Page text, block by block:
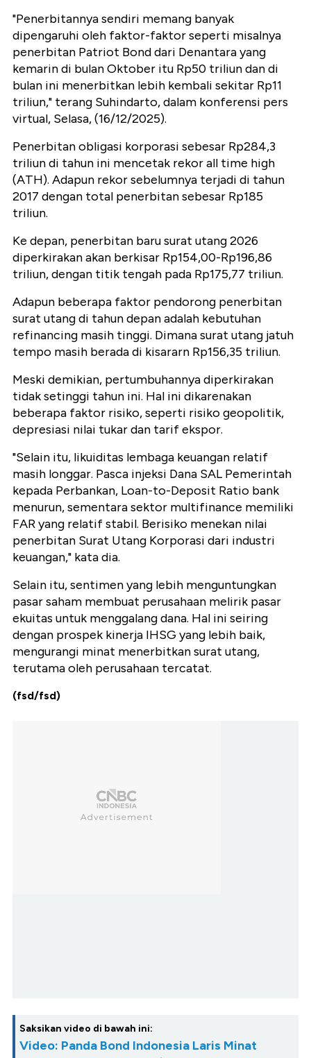
"Penerbitannya sendiri memang banyak
dipengaruhi oleh faktor-faktor seperti misalnya
penerbitan Patriot Bond dari Denantara yang
kemarin di bulan Oktober itu Rp50 triliun dan di
bulan ini menerbitkan lebih kembali sekitar Rp11
triliun," terang Suhindarto, dalam konferensi pers
virtual, Selasa, (16/12/2025).
Penerbitan obligasi korporasi sebesar Rp284,3
triliun di tahun ini mencetak rekor all time high
(ATH). Adapun rekor sebelumnya terjadi di tahun
2017 dengan total penerbitan sebesar Rp185
triliun.
Ke depan, penerbitan baru surat utang 2026
diperkirakan akan berkisar Rp154,00-Rp196,86
triliun, dengan titik tengah pada Rp175,77 triliun.
Adapun beberapa faktor pendorong penerbitan
surat utang di tahun depan adalah kebutuhan
refinancing masih tinggi. Dimana surat utang jatuh
tempo masih berada di kisararn Rp156,35 triliun.
Meski demikian, pertumbuhannya diperkirakan
tidak setinggi tahun ini. Hal ini dikarenakan
beberapa faktor risiko, seperti risiko geopolitik,
depresiasi nilai tukar dan tarif ekspor.
"Selain itu, likuiditas lembaga keuangan relatif
masih longgar. Pasca injeksi Dana SAL Pemerintah
kepada Perbankan, Loan-to-Deposit Ratio bank
menurun, sementara sektor multifinance memiliki
FAR yang relatif stabil. Berisiko menekan nilai
penerbitan Surat Utang Korporasi dari industri
keuangan," kata dia.
Selain itu, sentimen yang lebih menguntungkan
pasar saham membuat perusahaan melirik pasar
ekuitas untuk menggalang dana. Hal ini seiring
dengan prospek kinerja IHSG yang lebih baik,
mengurangi minat menerbitkan surat utang,
terutama oleh perusahaan tercatat.
(fsd/fsd)
Saksikan video di bawah ini:
Video: Panda Bond Indonesia Laris Minat